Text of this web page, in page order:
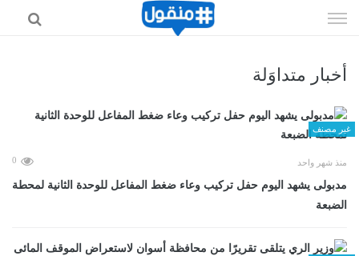
الى
أخبار متداوَلة
غير مصنف
منذ شهر واحد 0
مدبولى يشهد اليوم حفل تركيب وعاء ضغط المفاعل للوحدة الثانية لمحطة
الضبعة